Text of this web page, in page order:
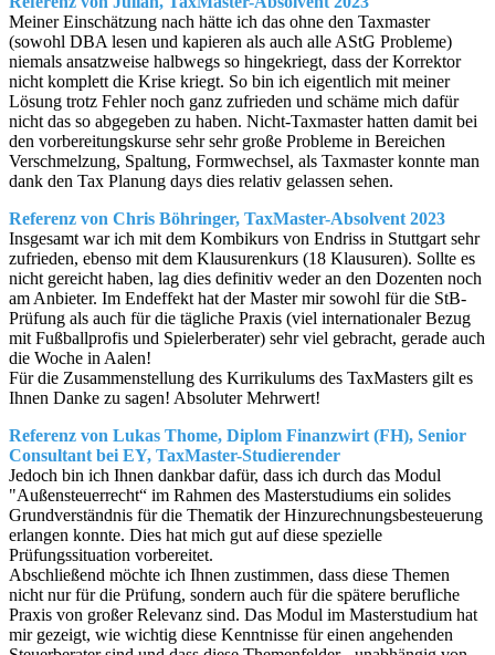
Meiner Einschätzung nach hätte ich das ohne den Taxmaster
(sowohl DBA lesen und kapieren als auch alle AStG Probleme)
niemals ansatzweise halbwegs so hingekriegt, dass der Korrektor
nicht komplett die Krise kriegt. So bin ich eigentlich mit meiner
Lösung trotz Fehler noch ganz zufrieden und schäme mich dafür
nicht das so abgegeben zu haben. Nicht-Taxmaster hatten damit bei
den vorbereitungskurse sehr sehr große Probleme in Bereichen
Verschmelzung, Spaltung, Formwechsel, als Taxmaster konnte man
dank den Tax Planung days dies relativ gelassen sehen.
Referenz von Chris Böhringer, TaxMaster-Absolvent 2023
Insgesamt war ich mit dem Kombikurs von Endriss in Stuttgart sehr
zufrieden, ebenso mit dem Klausurenkurs (18 Klausuren). Sollte es
nicht gereicht haben, lag dies definitiv weder an den Dozenten noch
am Anbieter. Im Endeffekt hat der Master mir sowohl für die StB-
Prüfung als auch für die tägliche Praxis (viel internationaler Bezug
mit Fußballprofis und Spielerberater) sehr viel gebracht, gerade auch
die Woche in Aalen!
Für die Zusammenstellung des Kurrikulums des TaxMasters gilt es
Ihnen Danke zu sagen! Absoluter Mehrwert!
Referenz von Lukas Thome, Diplom Finanzwirt (FH), Senior
Consultant bei EY, TaxMaster-Studierender
Jedoch bin ich Ihnen dankbar dafür, dass ich durch das Modul
"Außensteuerrecht“ im Rahmen des Masterstudiums ein solides
Grundverständnis für die Thematik der Hinzurechnungsbesteuerung
erlangen konnte. Dies hat mich gut auf diese spezielle
Prüfungssituation vorbereitet.
Abschließend möchte ich Ihnen zustimmen, dass diese Themen
nicht nur für die Prüfung, sondern auch für die spätere berufliche
Praxis von großer Relevanz sind. Das Modul im Masterstudium hat
mir gezeigt, wie wichtig diese Kenntnisse für einen angehenden